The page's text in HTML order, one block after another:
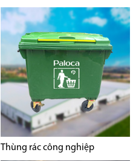
Thùng rác công nghiệp